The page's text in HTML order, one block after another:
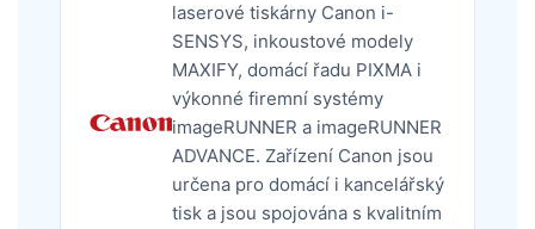
laserové tiskárny Canon i-
SENSYS, inkoustové modely
MAXIFY, domácí řadu PIXMA i
výkonné firemní systémy
imageRUNNER a imageRUNNER
ADVANCE. Zařízení Canon jsou
určena pro domácí i kancelářský
tisk a jsou spojována s kvalitním